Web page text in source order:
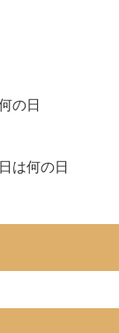
の日
は何の日